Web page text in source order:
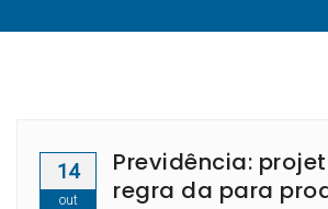
14
out
Previdência:
regra da para